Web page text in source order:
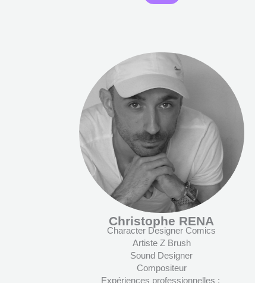
Christophe RENA
Character Designer Comics
Artiste Z Brush
Sound Designer
Compositeur
Expériences professionnelles :